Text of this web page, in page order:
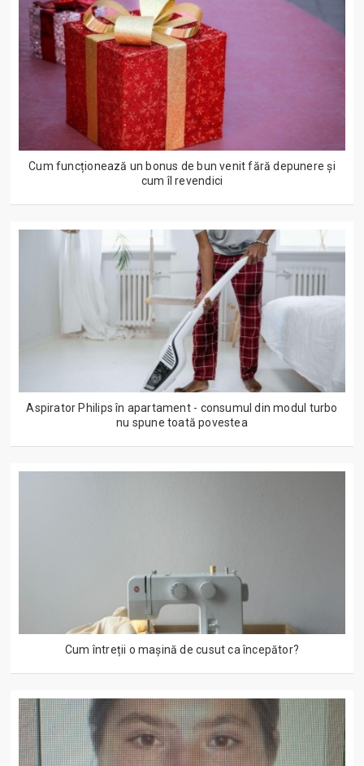
Cum funcționează un bonus de bun venit fără depunere și
cum îl revendici
Aspirator Philips în apartament - consumul din modul turbo
nu spune toată povestea
Cum întreții o mașină de cusut ca începător?